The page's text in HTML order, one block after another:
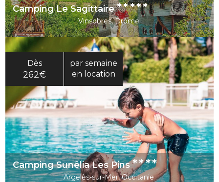
Camping Le Sagittaire*****
Vinsobres, Drôme
Dès
262€
par semaine
en location
Camping Sunêlia Les Pins****
Argelès-sur-Mer, Occitanie